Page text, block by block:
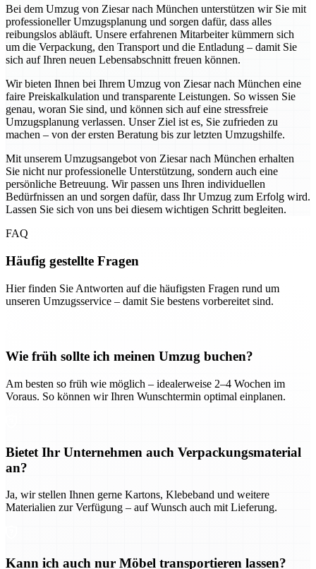
Bei dem Umzug von Ziesar nach München unterstützen wir Sie mit
professioneller Umzugsplanung und sorgen dafür, dass alles
reibungslos abläuft. Unsere erfahrenen Mitarbeiter kümmern sich
um die Verpackung, den Transport und die Entladung – damit Sie
sich auf Ihren neuen Lebensabschnitt freuen können.
Wir bieten Ihnen bei Ihrem Umzug von Ziesar nach München eine
faire Preiskalkulation und transparente Leistungen. So wissen Sie
genau, woran Sie sind, und können sich auf eine stressfreie
Umzugsplanung verlassen. Unser Ziel ist es, Sie zufrieden zu
machen – von der ersten Beratung bis zur letzten Umzugshilfe.
Mit unserem Umzugsangebot von Ziesar nach München erhalten
Sie nicht nur professionelle Unterstützung, sondern auch eine
persönliche Betreuung. Wir passen uns Ihren individuellen
Bedürfnissen an und sorgen dafür, dass Ihr Umzug zum Erfolg wird.
Lassen Sie sich von uns bei diesem wichtigen Schritt begleiten.
FAQ
Häufig gestellte Fragen
Hier finden Sie Antworten auf die häufigsten Fragen rund um
unseren Umzugsservice – damit Sie bestens vorbereitet sind.
Wie früh sollte ich meinen Umzug buchen?
Am besten so früh wie möglich – idealerweise 2–4 Wochen im
Voraus. So können wir Ihren Wunschtermin optimal einplanen.
Bietet Ihr Unternehmen auch Verpackungsmaterial
an?
Ja, wir stellen Ihnen gerne Kartons, Klebeband und weitere
Materialien zur Verfügung – auf Wunsch auch mit Lieferung.
Kann ich auch nur Möbel transportieren lassen?